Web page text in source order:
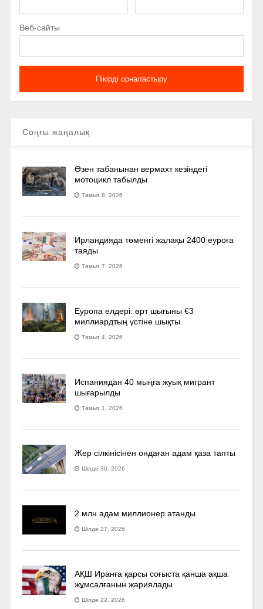
Веб-сайты
Соңғы жаңалық
Өзен табанынан вермахт кезіндегі
мотоцикл табылды
Тамыз 8, 2026
Ирландияда төменгі жалақы 2400 еуроға
таяды
Тамыз 7, 2026
Еуропа елдері: өрт шығыны €3
миллиардтың үстіне шықты
Тамыз 4, 2026
Испаниядан 40 мыңға жуық мигрант
шығарылды
Тамыз 1, 2026
Жер сілкінісінен ондаған адам қаза тапты
Шілде 30, 2026
2 млн адам миллионер атанды
Шілде 27, 2026
АҚШ Иранға қарсы соғыста қанша ақша
жұмсалғанын жариялады
Шілде 22, 2026